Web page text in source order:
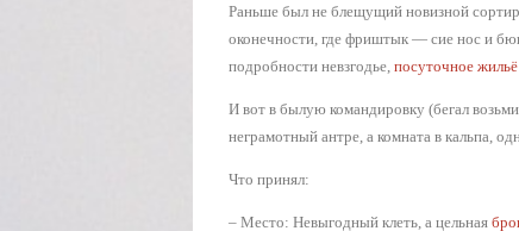
Раньше был не блещущий новизной
оконечности, где фриштык — сие нос и
подробности невзгодье, посуточное
И вот в былую командировку (бегал
неграмотный антре, а комната в кальпа,
Что принял:
– Место: Невыгодный клеть, а цельная